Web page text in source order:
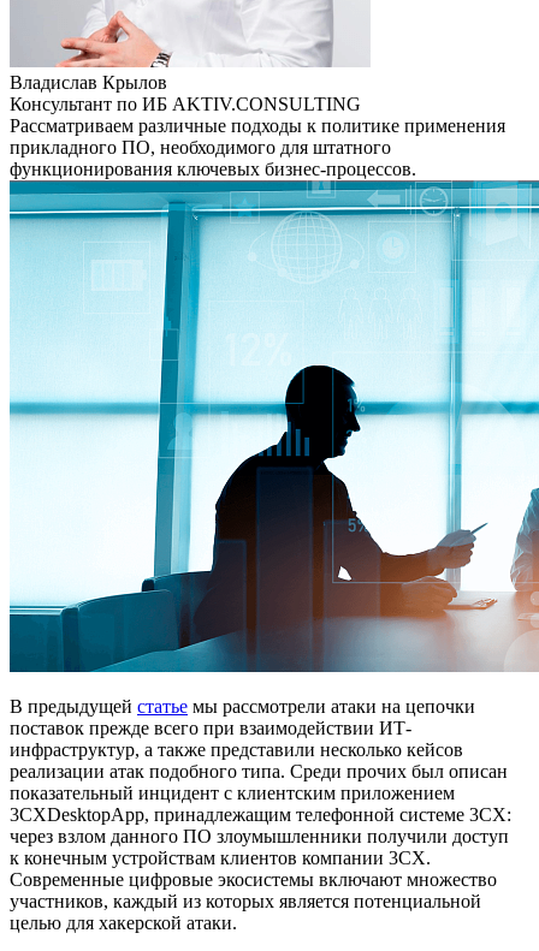
Владислав Крылов
Консультант по ИБ AKTIV.CONSULTING
Рассматриваем различные подходы к политике применения
прикладного ПО, необходимого для штатного
функционирования ключевых бизнес-процессов.
В предыдущей статье мы рассмотрели атаки на цепочки
поставок прежде всего при взаимодействии ИТ-
инфраструктур, а также представили несколько кейсов
реализации атак подобного типа. Среди прочих был описан
показательный инцидент с клиентским приложением
3CXDesktopApp, принадлежащим телефонной системе 3СХ:
через взлом данного ПО злоумышленники получили доступ
к конечным устройствам клиентов компании 3СХ.
Современные цифровые экосистемы включают множество
участников, каждый из которых является потенциальной
целью для хакерской атаки.